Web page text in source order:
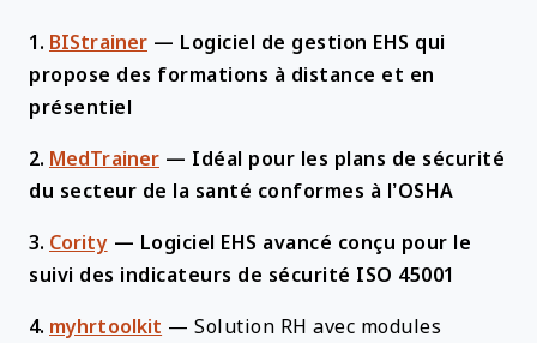
1. BIStrainer — Logiciel de gestion EHS qui
propose des formations à distance et en
présentiel
2. MedTrainer — Idéal pour les plans de sécurité
du secteur de la santé conformes à l’OSHA
3. Cority — Logiciel EHS avancé conçu pour le
suivi des indicateurs de sécurité ISO 45001
4. myhrtoolkit —Solution RH avec modules